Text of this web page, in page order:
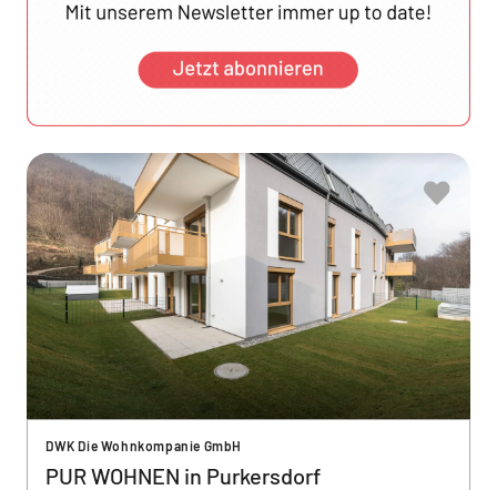
DWK Die Wohnkompanie GmbH
PUR WOHNEN in Purkersdorf